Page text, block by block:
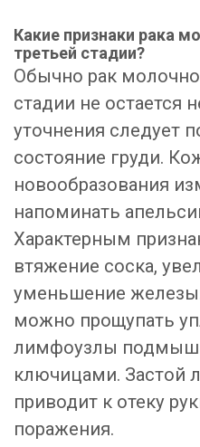
Какие признаки рака
третьей стадии?
Обычно рак
стадии не остается
уточнения следует
состояние груди.
новообразования
напоминать
Характерным
втяжение соска,
уменьшение
можно прощупать
лимфоузлы
ключицами. Застой
приводит к отеку
поражения.